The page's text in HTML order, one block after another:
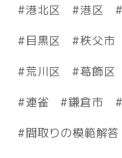
港北区
港区
目黒区
秩父市
荒川区
葛飾区
連雀
鎌倉市
間取りの模範解答